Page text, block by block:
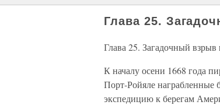
Глава 25.
Глава 25. Загадочный
К началу осени 1668 года
Порт-Ройяле награбленные
экспедицию к берегам